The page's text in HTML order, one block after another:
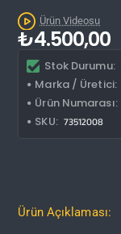
Ürün Videosu
Stok Durumu:
Marka / Üretici:
Ürün Numarası:
SKU: 73512008
₺4.500,00
Ürün Açıklaması: